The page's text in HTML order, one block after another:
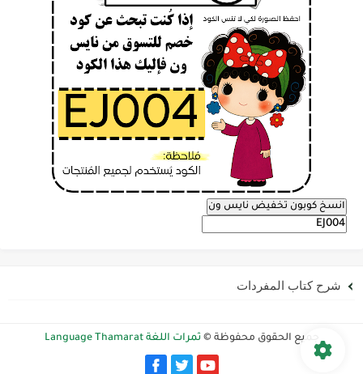
انسخ كوبون تخفيض نايس ون
شرح كتاب المفردات
جميع الحقوق محفوظة © ثمرات اللغة Language Thamarat